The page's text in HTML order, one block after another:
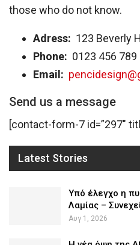
those who do not know.
Adress: 123 Beverly
Phone: 0123 456 789
Email:
Send us a message
[contact-form-7 id=”297″
Latest Stories
Υπό έλεγχο η
Λαμίας –
Αυγ 1, 2026